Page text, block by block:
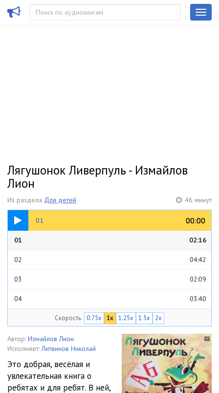
Лягушонок Ливерпуль - Измайлов
Лион
Из раздела Для детей 46 минут
01 00:00
00:00
02:16
01 02:16
02 04:42
03 02:09
04 03:40
06 04:07
02:06
08 07:54
Скорость 0.75x 1x 1.25x 1.5x 2x
Автор: Измайлов Лион
Исполняет: Литвинов Николай
Это добрая, весёлая и
увлекательная книга о
ребятах и для ребят. В ней,